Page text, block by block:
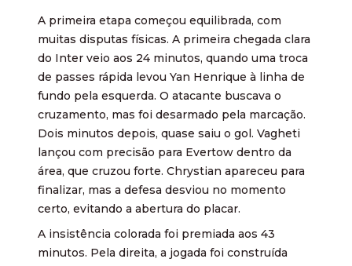
A primeira etapa começou equilibrada, com
muitas disputas físicas. A primeira chegada clara
do Inter veio aos 24 minutos, quando uma troca
de passes rápida levou Yan Henrique à linha de
fundo pela esquerda. O atacante buscava o
cruzamento, mas foi desarmado pela marcação.
Dois minutos depois, quase saiu o gol. Vagheti
lançou com precisão para Evertow dentro da
área, que cruzou forte. Chrystian apareceu para
finalizar, mas a defesa desviou no momento
certo, evitando a abertura do placar.
A insistência colorada foi premiada aos 43
minutos. Pela direita, a jogada foi construída